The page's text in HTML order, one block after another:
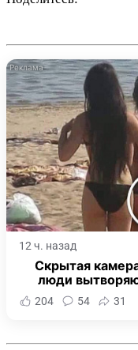
12 ч. назад
Скрытая
люди
204 54 31